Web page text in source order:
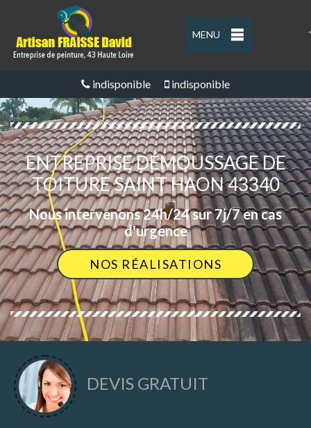
MENU '
indisponible indisponible
ENTREPRISE DÉMOUSSAGE DE
TOITURE SAINT HAON 43340
Nous intervenons 24h/24 sur 7j/7 en cas
d'urgence
NOS RÉALISATIONS
DEVIS GRATUIT